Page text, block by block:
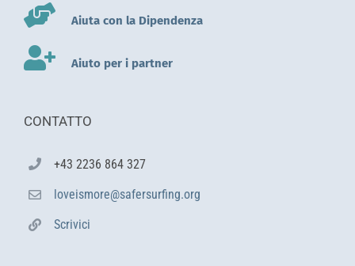
Aiuta con la Dipendenza
Aiuto per i partner
CONTATTO
+43 2236 864 327
loveismore@safersurfing.org
Scrivici